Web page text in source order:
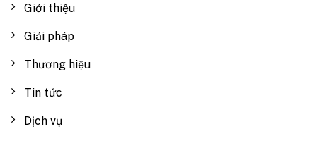
Giới thiệu
Giải pháp
Thương hiệu
Tin tức
Dịch vụ